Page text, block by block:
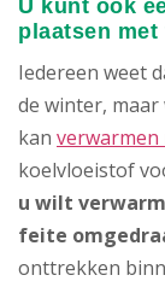
U kunt ook
plaatsen
Iedereen weet
de winter,
kan verwarmen
koelvloeistof
u wilt
feite
onttrekken